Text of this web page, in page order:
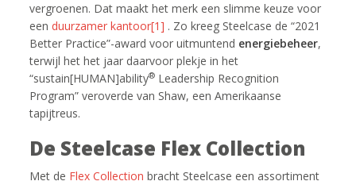
vergroenen. Dat maakt het merk een slimme keuze voor
eenduurzamer kantoor[1] . Zo kreeg Steelcase de “2021
Better Practice”-award voor uitmuntend energiebeheer,
terwijl het het jaar daarvoor plekje in het
“sustain[HUMAN]ability® Leadership Recognition
Program” veroverde van Shaw, een Amerikaanse
tapijtreus.
De Steelcase Flex Collection
Met de Flex Collection bracht Steelcase een assortiment